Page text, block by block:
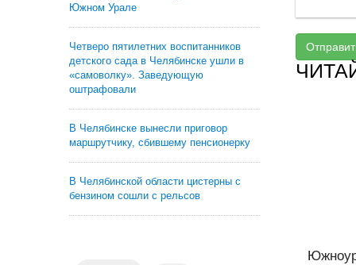
Южном Урале
Четверо пятилетних воспитанников
детского сада в Челябинске ушли в
«самоволку». Заведующую
оштрафовали
В Челябинске вынесли приговор
маршрутчику, сбившему пенсионерку
В Челябинской области цистерны с
бензином сошли с рельсов